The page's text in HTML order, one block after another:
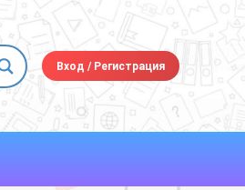
Вход /Регистрация